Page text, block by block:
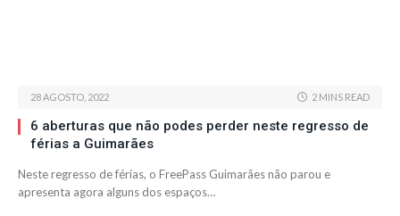
28 AGOSTO, 2022 2 MINS READ
6 aberturas que não podes perder neste regresso de
férias a Guimarães
Neste regresso de férias, o FreePass Guimarães não parou e
apresenta agora alguns dos espaços…